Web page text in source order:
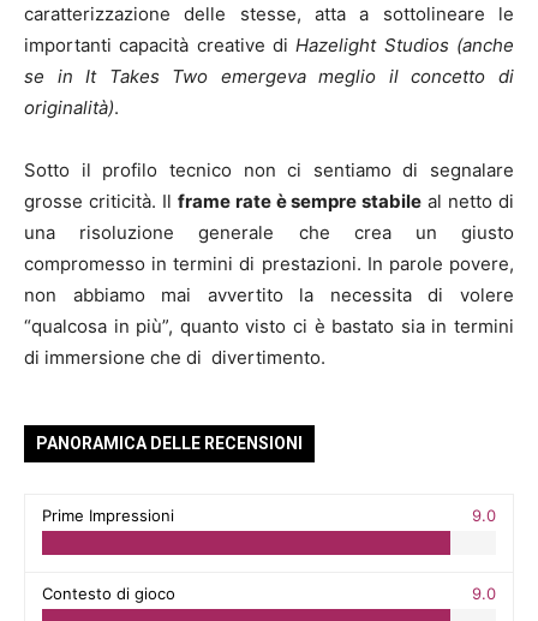
caratterizzazione delle stesse, atta a sottolineare le
importanti capacità creative diHazelight Studios (anche
se in It Takes Two emergeva meglio il concetto di
originalità).
Sotto il profilo tecnico non ci sentiamo di segnalare
grosse criticità. Il frame rate è sempre stabile al netto di
una risoluzione generale che crea un giusto
compromesso in termini di prestazioni. In parole povere,
non abbiamo mai avvertito la necessita di volere
“qualcosa in più”, quanto visto ci è bastato sia in termini
di immersione che di divertimento.
PANORAMICA DELLE RECENSIONI
Prime Impressioni 9.0
Contesto di gioco 9.0